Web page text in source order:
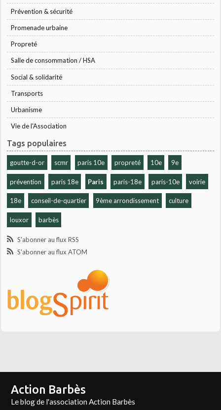
Prévention & sécurité
Promenade urbaine
Propreté
Salle de consommation / HSA
Social & solidarité
Transports
Urbanisme
Vie de l'Association
Tags populaires
goutte-d-or scmr paris 10e propreté 10e 9e
prévention paris 18e Paris paris-18e paris-10e voirie
18e conseil-de-quartier 9ème arrondissement culture
louxor barbès
S'abonner au flux RSS
S'abonner au flux ATOM
Action Barbès
Le blog de l'association Action Barbès